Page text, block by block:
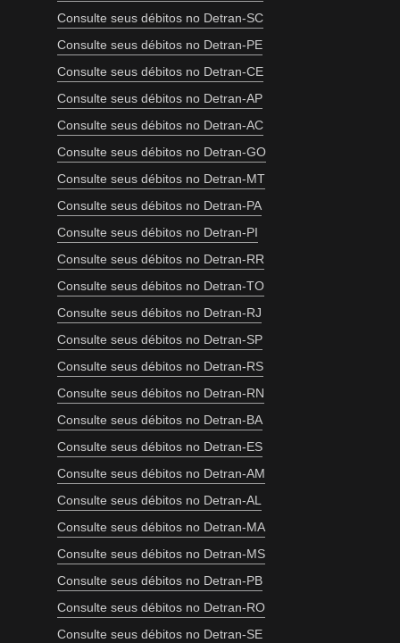
Consulte seus débitos no Detran-SC
Consulte seus débitos no Detran-PE
Consulte seus débitos no Detran-CE
Consulte seus débitos no Detran-AP
Consulte seus débitos no Detran-AC
Consulte seus débitos no Detran-GO
Consulte seus débitos no Detran-MT
Consulte seus débitos no Detran-PA
Consulte seus débitos no Detran-PI
Consulte seus débitos no Detran-RR
Consulte seus débitos no Detran-TO
Consulte seus débitos no Detran-RJ
Consulte seus débitos no Detran-SP
Consulte seus débitos no Detran-RS
Consulte seus débitos no Detran-RN
Consulte seus débitos no Detran-BA
Consulte seus débitos no Detran-ES
Consulte seus débitos no Detran-AM
Consulte seus débitos no Detran-AL
Consulte seus débitos no Detran-MA
Consulte seus débitos no Detran-MS
Consulte seus débitos no Detran-PB
Consulte seus débitos no Detran-RO
Consulte seus débitos no Detran-SE